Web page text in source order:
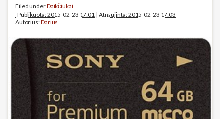
Filed underDaikčiukai
Publikuota: 2015-02-23 17:01 | Atnaujinta: 2015-02-23 17:03
Autorius:Darius